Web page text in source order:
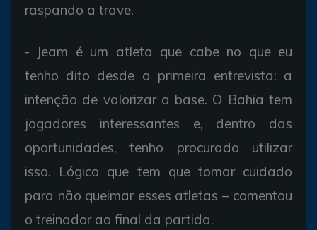
raspando a trave.
- Jeam é um atleta que cabe no que eu
tenho dito desde a primeira entrevista: a
intenção de valorizar a base. O Bahia tem
jogadores interessantes e, dentro das
oportunidades, tenho procurado utilizar
isso. Lógico que tem que tomar cuidado
para não queimar esses atletas – comentou
o treinador ao final da partida.